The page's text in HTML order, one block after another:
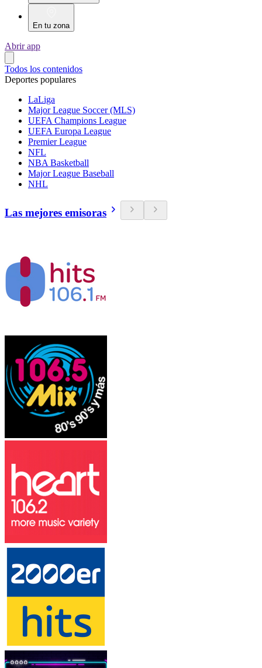
En tu zona
Abrir app
Todos los contenidos
Deportes populares
LaLiga
Major League Soccer (MLS)
UEFA Champions League
UEFA Europa League
Premier League
NFL
NBA Basketball
Major League Baseball
NHL
Las mejores emisoras